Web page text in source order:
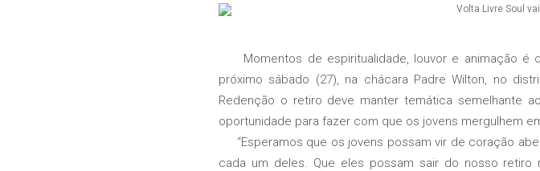
Momentos de espiritualidade, louvor e animação é o
próximo sábado (27), na chácara Padre Wilton, no
Redenção o retiro deve manter temática semelhante
oportunidade para fazer com que os jovens mergulhem
“Esperamos que os jovens possam vir de coração
cada um deles. Que eles possam sair do nosso